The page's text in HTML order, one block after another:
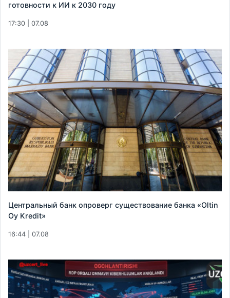
готовности к ИИ к 2030 году
17:30 | 07.08
Центральный банк опроверг существование банка «Oltin
Oy Kredit»
16:44 | 07.08